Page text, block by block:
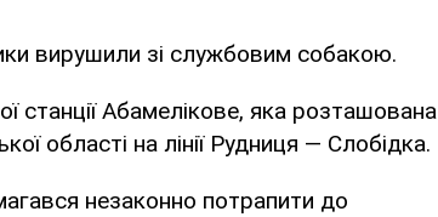
вирушили зі службовим собакою.
станції Абамелікове, яка розташована
області на лінії Рудниця — Слобідка.
незаконно потрапити до